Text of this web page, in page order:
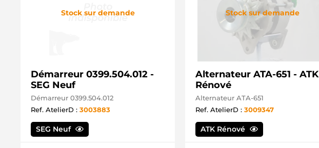
Stock sur demande
Démarreur 0399.504.012 -
SEG Neuf
Démarreur 0399.504.012
Ref. AtelierD : 3003883
SEG Neuf
Stock sur demande
Alternateur ATA-651 - ATK
Rénové
Alternateur ATA-651
Ref. AtelierD : 3009347
ATK Rénové